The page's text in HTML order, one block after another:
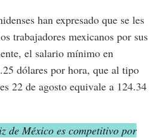
han expresado que se les
trabajadores mexicanos por sus
el salario mínimo en
dólares por hora, que al tipo
22 de agosto equivale a 124.34
de México es competitivo por